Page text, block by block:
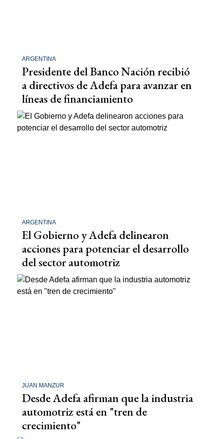
ARGENTINA
Presidente del Banco Nación recibió
a directivos de Adefa para avanzar en
líneas de financiamiento
ARGENTINA
El Gobierno y Adefa delinearon
acciones para potenciar el desarrollo
del sector automotriz
JUAN MANZUR
Desde Adefa afirman que la industria
automotriz está en "tren de
crecimiento"